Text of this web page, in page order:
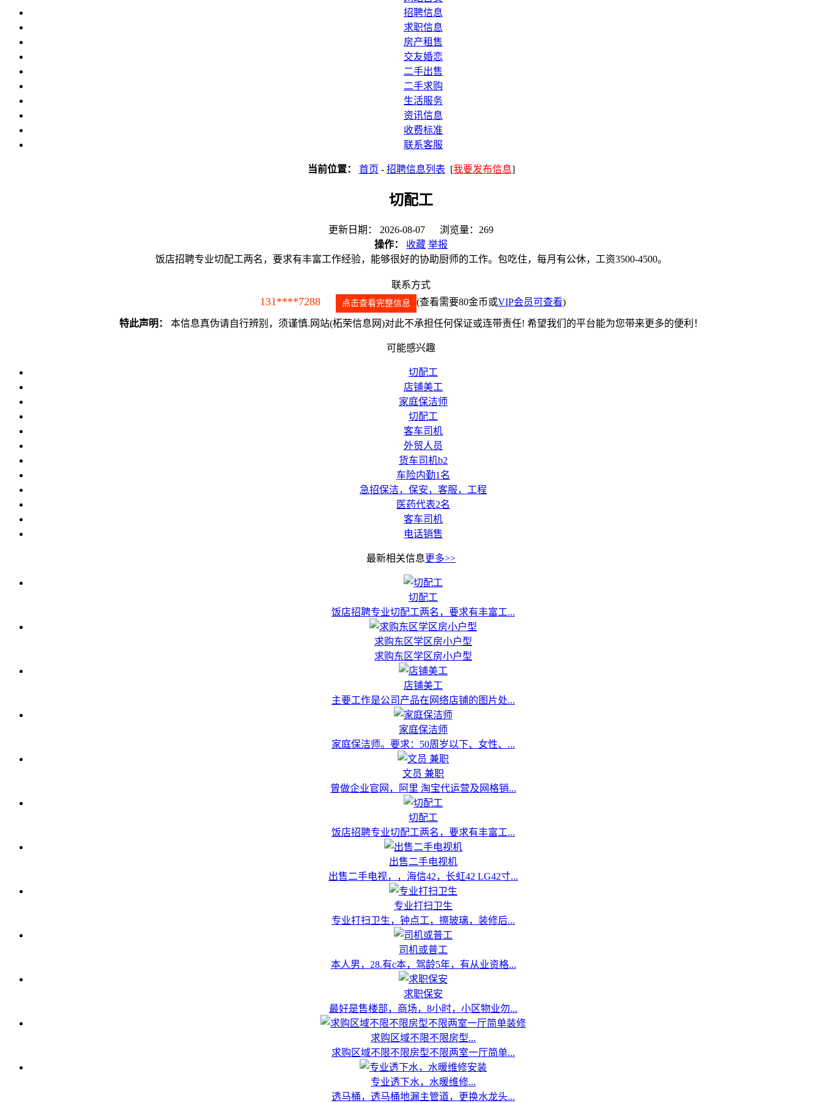
招聘信息
求职信息
房产租售
交友婚恋
二手出售
二手求购
生活服务
资讯信息
收费标准
联系客服
当前位置： 首页 - 招聘信息列表 [我要发布信息]
切配工
更新日期： 2026-08-07 浏览量：269
操作：
收藏 举报
饭店招聘专业切配工两名，要求有丰富工作经验，能够很好的协助厨师的工作。包吃住，每月有公休，工资3500-4500。
联系方式
131****7288 点击查看完整信息 (查看需要80金币或VIP会员可查看)
特此声明： 本信息真伪请自行辨别，须谨慎.网站(柘荣信息网)对此不承担任何保证或连带责任! 希望我们的平台能为您带来更多的便利！
可能感兴趣
切配工
店铺美工
家庭保洁师
切配工
客车司机
外贸人员
货车司机b2
车险内勤1名
急招保洁，保安，客服，工程
医药代表2名
客车司机
电话销售
最新相关信息更多>>
切配工
饭店招聘专业切配工两名，要求有丰富工...
求购东区学区房小户型
求购东区学区房小户型
店铺美工
主要工作是公司产品在网络店铺的图片处...
家庭保洁师
家庭保洁师。要求：50周岁以下、女性、...
文员 兼职
曾做企业官网，阿里 淘宝代运营及网格销...
切配工
饭店招聘专业切配工两名，要求有丰富工...
出售二手电视机
出售二手电视，，海信42，长虹42 LG42寸...
专业打扫卫生
专业打扫卫生，钟点工，擦玻璃，装修后...
司机或普工
本人男，28.有c本，驾龄5年，有从业资格...
求职保安
最好是售楼部，商场，8小时，小区物业勿...
求购区域不限不限房型...
求购区域不限不限房型不限两室一厅简单...
专业透下水，水暖维修...
透马桶，透马桶地漏主管道，更换水龙头...